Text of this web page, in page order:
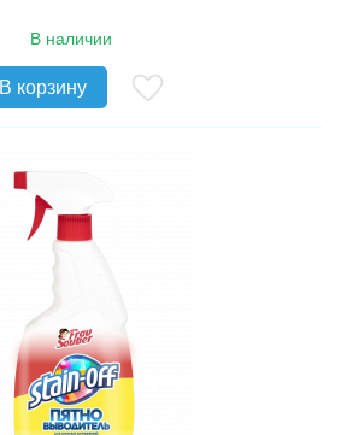
В наличии
В корзину